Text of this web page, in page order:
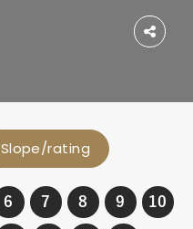
Slope/rating
6 7 8 9 10